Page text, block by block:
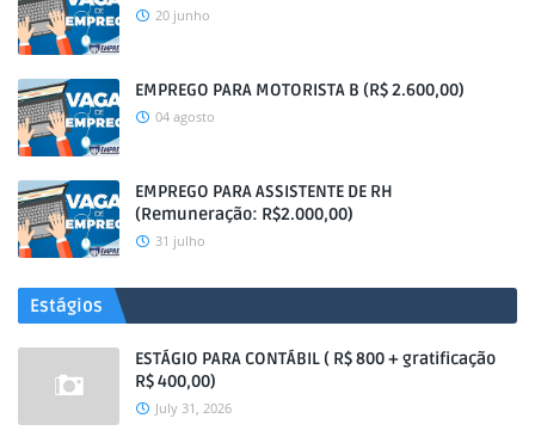
20 junho
EMPREGO PARA MOTORISTA B (R$ 2.600,00)
04 agosto
EMPREGO PARA ASSISTENTE DE RH
(Remuneração: R$2.000,00)
31 julho
Estágios
ESTÁGIO PARA CONTÁBIL ( R$ 800 + gratificação
R$ 400,00)
July 31, 2026